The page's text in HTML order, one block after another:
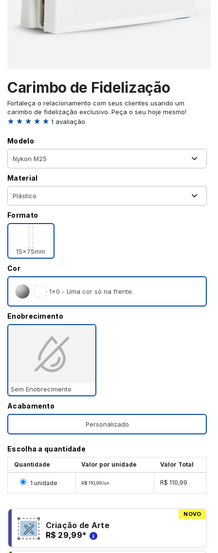
Carimbo de Fidelização
Fortaleça o relacionamento com seus clientes usando um
carimbo de fidelização exclusivo. Peça o seu hoje mesmo!
★ ★ ★ ★ ★ 1 avaliação
Modelo
Material
Formato
15x75mm
Cor
1×0 - Uma cor só na frente.
Enobrecimento
Sem Enobrecimento
Acabamento
Personalizado
Escolha a quantidade
Quantidade Valor por unidade Valor Total
Selecionar 1 unidade
1 unidade R$ 110,99/un R$ 110,99
NOVO
Criação de Arte
R$ 29,99*